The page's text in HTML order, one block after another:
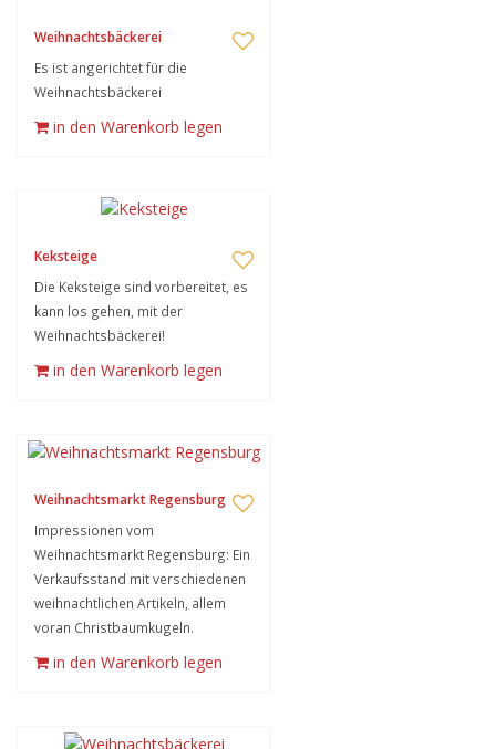
Weihnachtsbäckerei
Es ist angerichtet für die
Weihnachtsbäckerei
in den Warenkorb legen
Keksteige
Die Keksteige sind vorbereitet, es
kann los gehen, mit der
Weihnachtsbäckerei!
in den Warenkorb legen
Weihnachtsmarkt Regensburg
Impressionen vom
Weihnachtsmarkt Regensburg: Ein
Verkaufsstand mit verschiedenen
weihnachtlichen Artikeln, allem
voran Christbaumkugeln.
in den Warenkorb legen